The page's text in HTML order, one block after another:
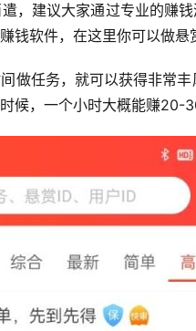
，建议大家通过专业的赚
钱软件，在这里你可以做悬
做任务，就可以获得非常
候，一个小时大概能赚20-